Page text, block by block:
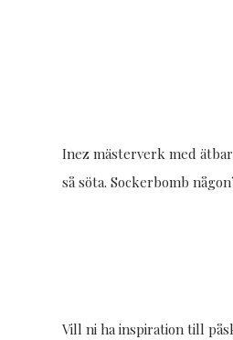
Inez mästerverk med
så söta. Sockerbomb
Vill ni ha inspiration till